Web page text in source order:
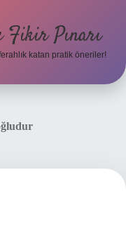
Fikir Pınarı
katan pratik öneriler!